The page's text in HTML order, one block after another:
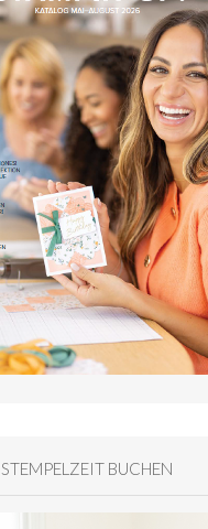
STEMPELZEIT BUCHEN